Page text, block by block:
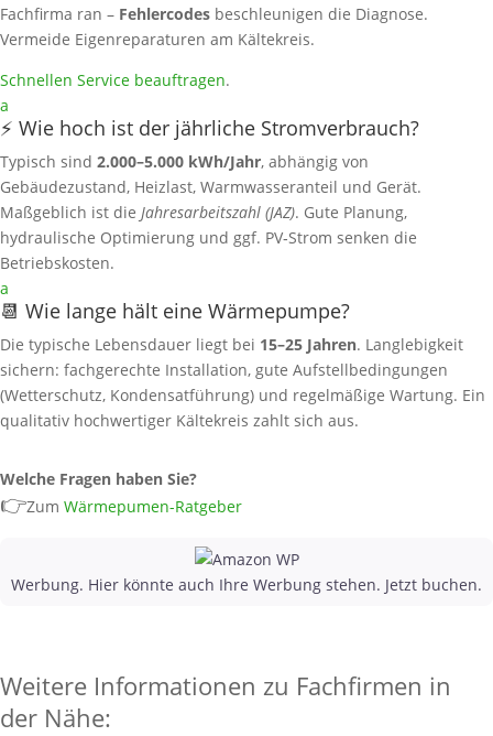
Fachfirma ran – Fehlercodes beschleunigen die Diagnose.
Vermeide Eigenreparaturen am Kältekreis.
Schnellen Service beauftragen.
a
⚡ Wie hoch ist der jährliche Stromverbrauch?
Typisch sind 2.000–5.000 kWh/Jahr, abhängig von
Gebäudezustand, Heizlast, Warmwasseranteil und Gerät.
Maßgeblich ist die Jahresarbeitszahl (JAZ). Gute Planung,
hydraulische Optimierung und ggf. PV‑Strom senken die
Betriebskosten.
a
📆 Wie lange hält eine Wärmepumpe?
Die typische Lebensdauer liegt bei 15–25 Jahren. Langlebigkeit
sichern: fachgerechte Installation, gute Aufstellbedingungen
(Wetterschutz, Kondensatführung) und regelmäßige Wartung. Ein
qualitativ hochwertiger Kältekreis zahlt sich aus.
Welche Fragen haben Sie?
👉Zum Wärmepumen-Ratgeber
Werbung. Hier könnte auch Ihre Werbung stehen. Jetzt buchen.
Weitere Informationen zu Fachfirmen in
der Nähe: